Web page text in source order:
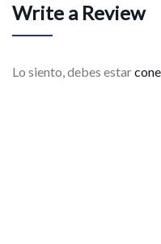
Write a Review
Lo siento, debes estar